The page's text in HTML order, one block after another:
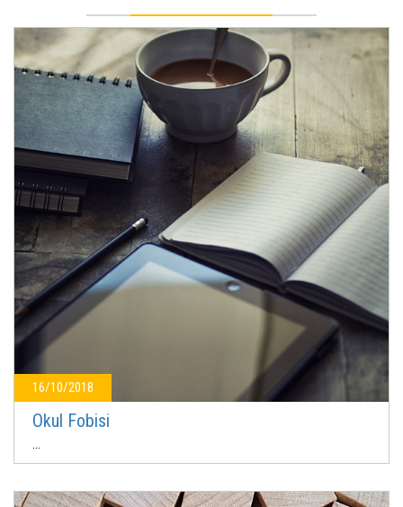
16/10/2018
Okul Fobisi
...